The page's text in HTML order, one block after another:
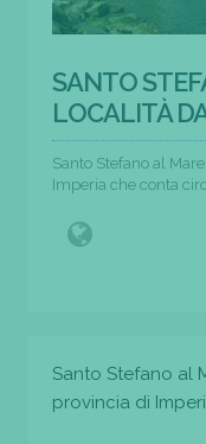
SANTO
LOCALITÀ
Santo Stefano al
Imperia che conta
Santo Stefano al
provincia di